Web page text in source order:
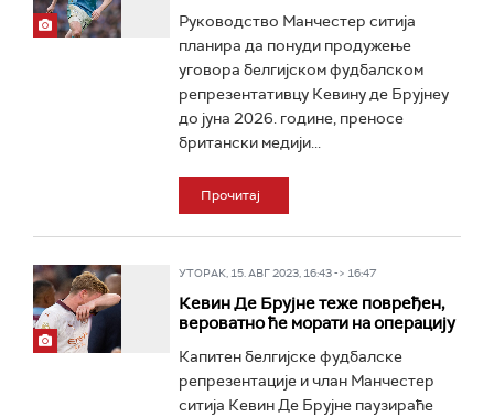
Руководство Манчестер ситија
планира да понуди продужење
уговора белгијском фудбалском
репрезентативцу Кевину де Брујнеу
до јуна 2026. године, преносе
британски медији...
Прочитај
УТОРАК, 15. АВГ 2023, 16:43 -> 16:47
Кевин Де Брујне теже повређен,
вероватно ће морати на операцију
Капитен белгијске фудбалске
репрезентације и члан Манчестер
ситија Кевин Де Брујне паузираће